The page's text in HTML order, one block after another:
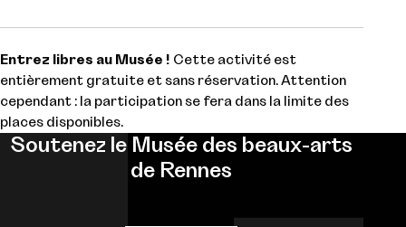
Entrez libres au Musée ! Cette activité est
entièrement gratuite et sans réservation. Attention
cependant : la participation se fera dans la limite des
places disponibles.
Soutenez le Musée des beaux-arts
de Rennes